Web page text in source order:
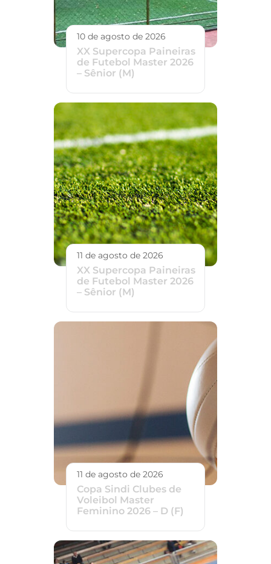
10 de agosto de 2026
XX Supercopa Paineiras
de Futebol Master 2026
– Sênior (M)
11 de agosto de 2026
XX Supercopa Paineiras
de Futebol Master 2026
– Sênior (M)
11 de agosto de 2026
Copa Sindi Clubes de
Voleibol Master
Feminino 2026 – D (F)